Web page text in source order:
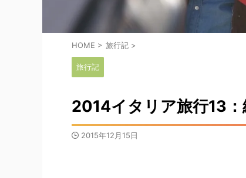
HOME > 旅行記 >
旅行記
2014イタリア旅行13：
2015年12月15日